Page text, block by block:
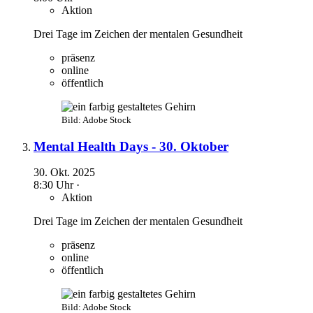
Aktion
Drei Tage im Zeichen der mentalen Gesundheit
präsenz
online
öffentlich
Bild: Adobe Stock
Mental Health Days - 30. Oktober
30. Okt. 2025
8:30 Uhr ·
Aktion
Drei Tage im Zeichen der mentalen Gesundheit
präsenz
online
öffentlich
Bild: Adobe Stock